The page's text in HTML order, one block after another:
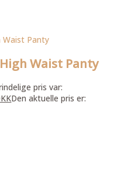
Waist Panty
pris var:
Den aktuelle pris er: